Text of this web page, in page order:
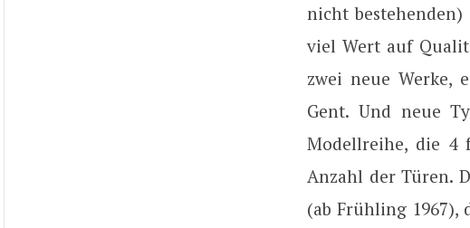
nicht
viel Wert auf
zwei neue Werke,
Gent. Und neue
Modellreihe, die
Anzahl der Türen.
(ab Frühling 1967),